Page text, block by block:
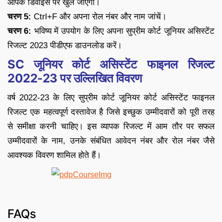
आपके डिवाइस पर खुल जाएगी।
चरण 5: Ctrl+F और अपना रोल नंबर और नाम जांचें।
चरण 6: भविष्य में उपयोग के लिए अपना सुप्रीम कोर्ट जूनियर असिस्टेंट
रिजल्ट 2023 पीडीएफ डाउनलोड करें।
SC जूनियर कोर्ट असिस्टेंट फाइनल रिजल्ट
2022-23 पर उल्लिखित विवरण
वर्ष 2022-23 के लिए सुप्रीम कोर्ट जूनियर कोर्ट असिस्टेंट फाइनल
रिजल्ट एक महत्वपूर्ण दस्तावेज है जिसे इच्छुक उम्मीदवारों को पूरी तरह
से समीक्षा करनी चाहिए। इस व्यापक रिजल्ट में आम तौर पर सफल
उम्मीदवारों के नाम, उनके संबंधित आवेदन नंबर और रोल नंबर जैसे
आवश्यक विवरण शामिल होते हैं।
FAQs